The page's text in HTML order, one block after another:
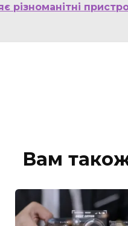
різноманітні
Вам